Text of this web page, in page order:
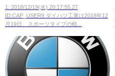
1: 2018/12/19(水) 20:17:55.27
ID:CAP_USER9 ダイハツ工業は2018年12
月19日、スポーツタイプの軽...